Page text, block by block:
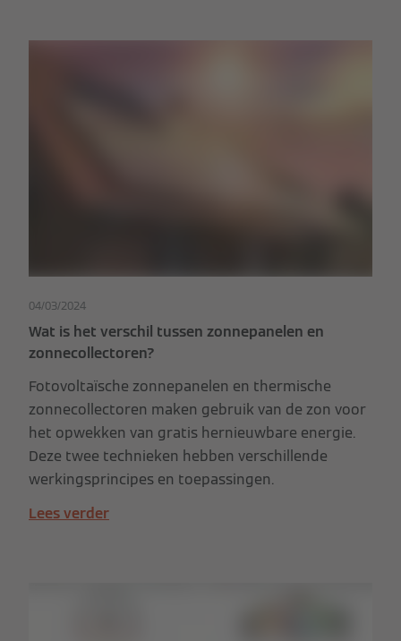
04/03/2024
Wat is het verschil tussen zonnepanelen en
zonnecollectoren?
Fotovoltaïsche zonnepanelen en thermische
zonnecollectoren maken gebruik van de zon voor
het opwekken van gratis hernieuwbare energie.
Deze twee technieken hebben verschillende
werkingsprincipes en toepassingen.
Lees verder